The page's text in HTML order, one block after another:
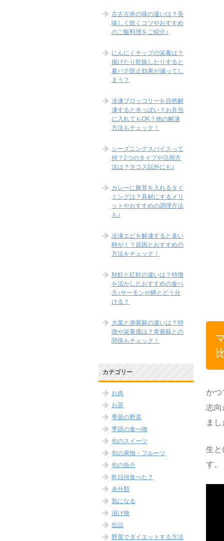
かつ
志向
ま
生と
す。
古古古米の味の違いは？美
味しく炊くコツやおすすめ
のご飯料理をご紹介♪
にんにくチップの栄養は？
揚げたり乾燥したりすると
夏バテ防止効果が減ってし
まう？
冷凍ブロッコリーを自然解
凍すると水っぽい？お弁当
に入れてもOK？他の解凍
方法もチェック！
シーズニングスパイスって
何？2つのタイプや活用方
法は？タコス以外にも♪
カレーに舞茸を入れるタイ
ミングは？具材にするメリ
ットやおすすめの調理方法
も♪
冷凍エビを解凍すると臭い
時が！？原因とおすすめの
方法をチェック！
秋鮭と紅鮭の違いは？特徴
を活かしたおすすめの食べ
方♪サーモンや鱒とどう分
ける？
大葉と赤紫蘇の違いは？特
徴や栄養価は？青紫蘇との
関係もチェック！
カテゴリー
お肉
お茶
季節の野菜
季節の食べ物
旬のスイーツ
旬の果物・フルーツ
旬の魚介
昨日何食べた？
未分類
気になる
漬け物
缶詰
野菜でダイエットする方法